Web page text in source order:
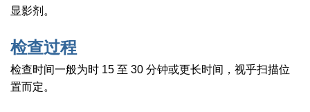
显影剂。
检查过程
检查时间一般为时 15 至 30 分钟或更长时间，视乎扫描位
置而定。